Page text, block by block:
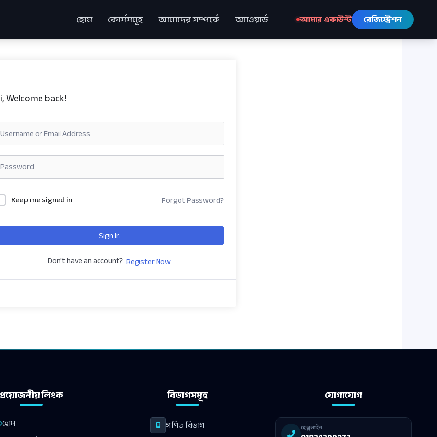
হোম কোর্সসমূহ আমাদের সম্পর্কে অ্যাওয়ার্ড আমার একাউন্ট রেজিস্ট্রেশন
Welcome back!
Keep me signed in Forgot Password?
Sign In
Don't have an account? Register Now
প্রয়োজনীয় লিংক
হোম
বিভাগসমূহ
গণিত বিভাগ
যোগাযোগ
হেল্পলাইন